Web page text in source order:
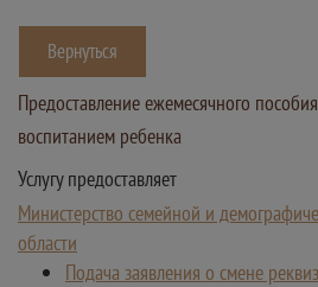
Вернуться
Предоставление ежемесячного
воспитанием ребенка
Услугу предоставляет
Министерство семейной и
области
Подача заявления о смене